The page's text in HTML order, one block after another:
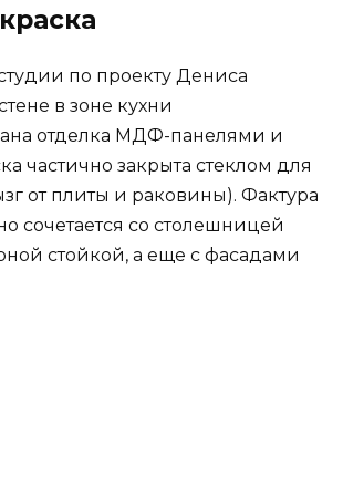
по проекту Дениса
в зоне кухни
отделка МДФ-панелями и
частично закрыта стеклом для
от плиты и раковины). Фактура
сочетается со столешницей
стойкой, а еще с фасадами